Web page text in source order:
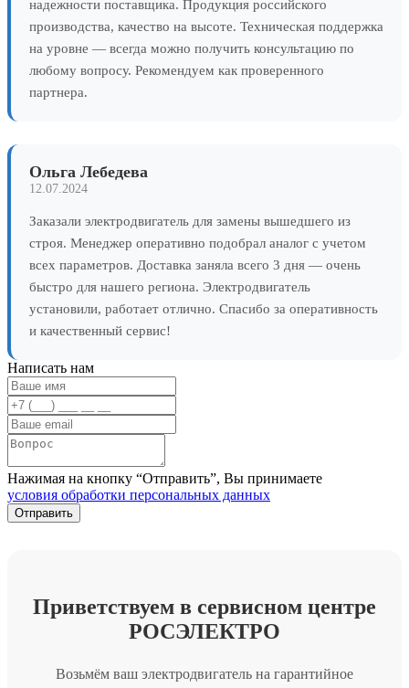
надежности поставщика. Продукция российского
производства, качество на высоте. Техническая поддержка
на уровне — всегда можно получить консультацию по
любому вопросу. Рекомендуем как проверенного
партнера.
Ольга Лебедева
12.07.2024
Заказали электродвигатель для замены вышедшего из
строя. Менеджер оперативно подобрал аналог с учетом
всех параметров. Доставка заняла всего 3 дня — очень
быстро для нашего региона. Электродвигатель
установили, работает отлично. Спасибо за оперативность
и качественный сервис!
Написать нам
Нажимая на кнопку “Отправить”, Вы принимаете
условия обработки персональных данных
Приветствуем в сервисном центре
РОСЭЛЕКТРО
Возьмём ваш электродвигатель на гарантийное